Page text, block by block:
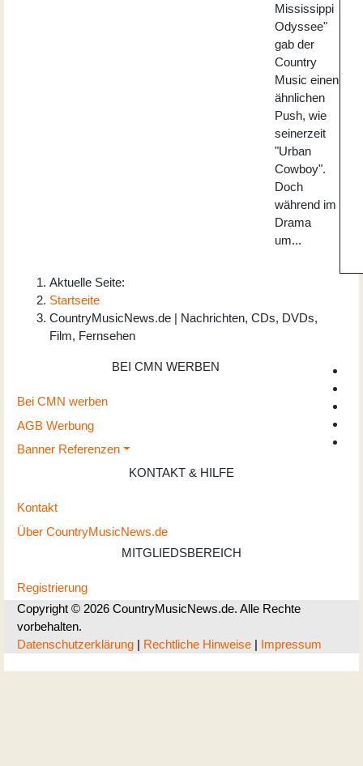
Mississippi
Odyssee"
gab der
Country
Music einen
ähnlichen
Push, wie
seinerzeit
"Urban
Cowboy".
Doch
während im
Drama
um...
Aktuelle Seite:
Startseite
CountryMusicNews.de | Nachrichten, CDs, DVDs,
Film, Fernsehen
BEI CMN WERBEN
Bei CMN werben
AGB Werbung
Banner Referenzen
KONTAKT & HILFE
Kontakt
Über CountryMusicNews.de
MITGLIEDSBEREICH
Registrierung
Copyright © 2026 CountryMusicNews.de. Alle Rechte
vorbehalten.
Datenschutzerklärung | Rechtliche Hinweise | Impressum